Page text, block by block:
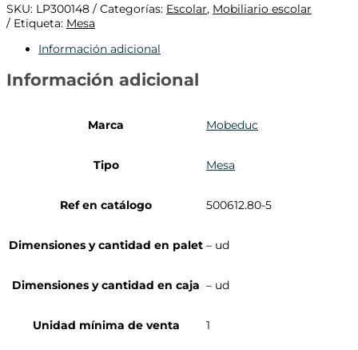
SKU: LP300148 Categorías: Escolar, Mobiliario escolar
Etiqueta: Mesa
Información adicional
Información adicional
Marca Mobeduc
Tipo Mesa
Ref en catálogo 500612.80-5
Dimensiones y cantidad en palet – ud
Dimensiones y cantidad en caja – ud
Unidad mínima de venta 1